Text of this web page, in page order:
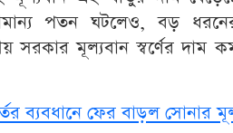
পতন ঘটলেও, বড়
সরকার মূল্যবান স্বর্ণের দাম
ব্যবধানে ফের বাড়ল সোনার